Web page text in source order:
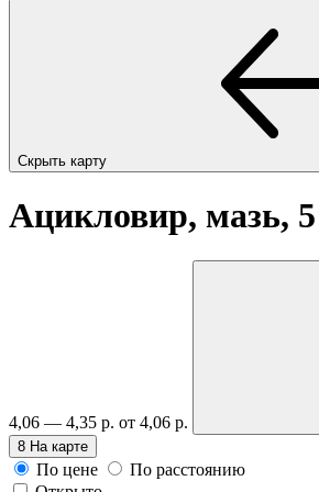
Скрыть карту
Ацикловир, мазь,
4,06 — 4,35 р. от 4,06 р.
8 На карте
По цене
По расстоянию